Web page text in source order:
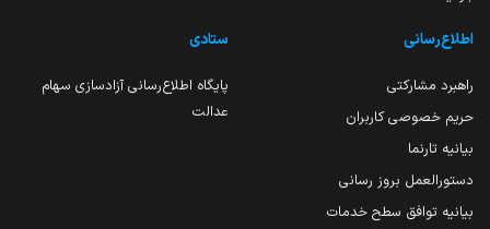
اطلاع‌رسانی
راهبرد مشارکتی
حریم خصوصی کاربران
بیانیه تارنما
دستورالعمل بروز رسانی
بیانیه توافق سطح خدمات
ستادی
پایگاه اطلاع‌رسانی آزادسازی سهام
عدالت